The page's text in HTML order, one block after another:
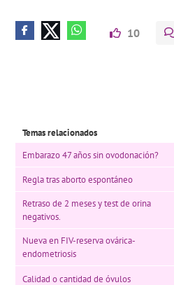
10
Temas relacionados
Embarazo 47 años sin ovodonación?
Regla tras aborto espontáneo
Retraso de 2 meses y test de orina
negativos.
Nueva en FIV-reserva ovárica-
endometriosis
Calidad o cantidad de óvulos